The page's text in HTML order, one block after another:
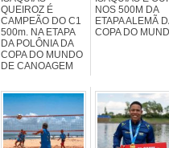
QUEIROZ É
CAMPEÃO DO C1
500m. NA ETAPA
DA POLÔNIA DA
COPA DO MUNDO
DE CANOAGEM
NOS 500M DA
ETAPA ALEMÃ
COPA DO